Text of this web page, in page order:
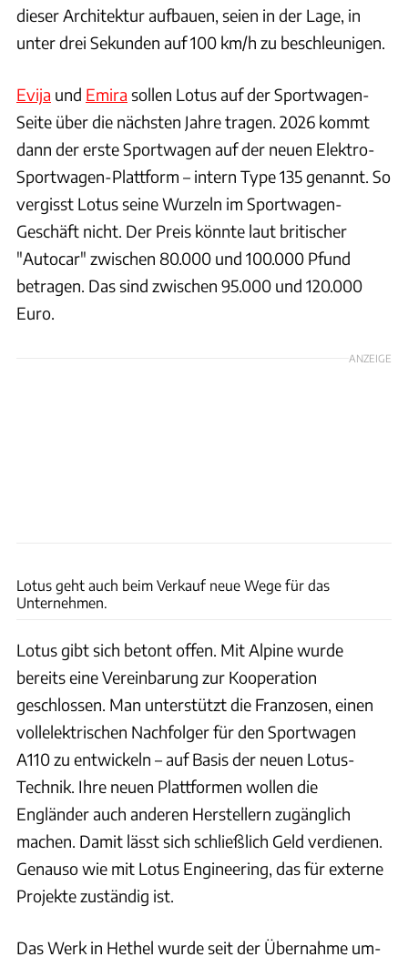
dieser Architektur aufbauen, seien in der Lage, in
unter drei Sekunden auf 100 km/h zu beschleunigen.
Evija und Emira sollen Lotus auf der Sportwagen-
Seite über die nächsten Jahre tragen. 2026 kommt
dann der erste Sportwagen auf der neuen Elektro-
Sportwagen-Plattform – intern Type 135 genannt. So
vergisst Lotus seine Wurzeln im Sportwagen-
Geschäft nicht. Der Preis könnte laut britischer
"Autocar" zwischen 80.000 und 100.000 Pfund
betragen. Das sind zwischen 95.000 und 120.000
Euro.
ANZEIGE
Lotus geht auch beim Verkauf neue Wege für das
Unternehmen.
Lotus gibt sich betont offen. Mit Alpine wurde
bereits eine Vereinbarung zur Kooperation
geschlossen. Man unterstützt die Franzosen, einen
vollelektrischen Nachfolger für den Sportwagen
A110 zu entwickeln – auf Basis der neuen Lotus-
Technik. Ihre neuen Plattformen wollen die
Engländer auch anderen Herstellern zugänglich
machen. Damit lässt sich schließlich Geld verdienen.
Genauso wie mit Lotus Engineering, das für externe
Projekte zuständig ist.
Das Werk in Hethel wurde seit der Übernahme um-